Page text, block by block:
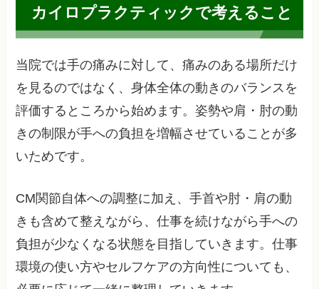
カイロプラクティックで考えること
当院では手の痛みに対して、痛みのある場所だけ
を見るのではなく、身体全体の動きのバランスを
評価するところから始めます。姿勢や肩・肘の動
きの制限が手への負担を増幅させていることが多
いためです。
CM関節自体への調整に加え、手首や肘・肩の動
きも含めて整えながら、仕事を続けながら手への
負担が少なくなる状態を目指していきます。仕事
環境の使い方やセルフケアの方向性についても、